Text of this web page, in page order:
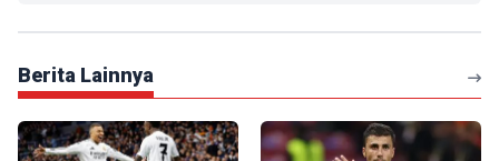
Berita Lainnya